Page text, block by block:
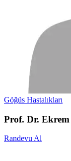
Göğüs Hastalıkları
Prof. Dr. Ekrem
Randevu Al